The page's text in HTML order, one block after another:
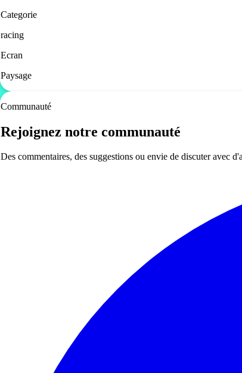
Categorie
racing
Ecran
Paysage
Communauté
Rejoignez notre communauté
Des commentaires, des suggestions ou envie de discuter avec